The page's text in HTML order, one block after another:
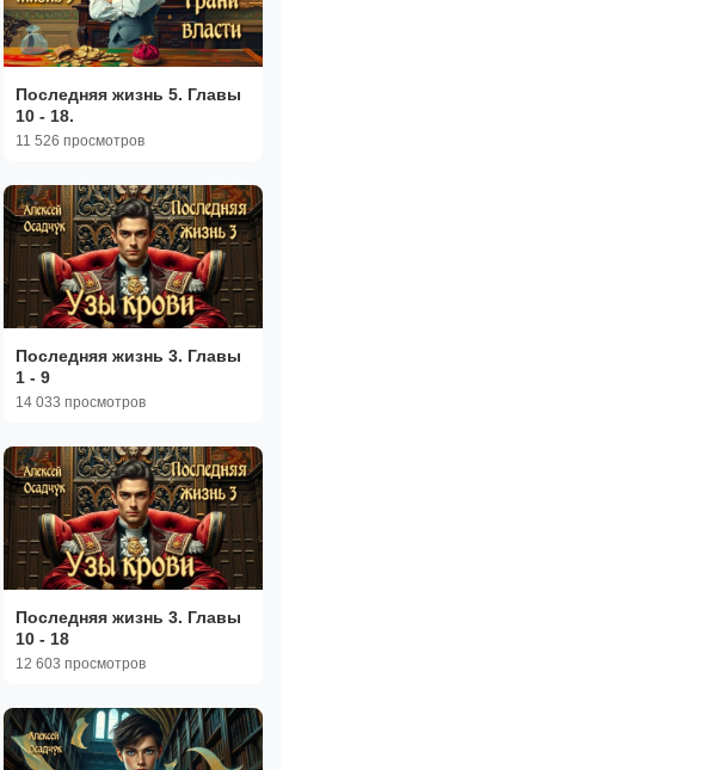
Последняя жизнь 5. Главы
10 - 18.
11 526 просмотров
Последняя жизнь 3. Главы
1 - 9
14 033 просмотров
Последняя жизнь 3. Главы
10 - 18
12 603 просмотров